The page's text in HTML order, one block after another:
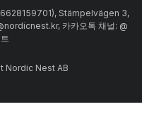
Stämpelvägen 3,
카카오톡 채널: @
Nordic Nest AB